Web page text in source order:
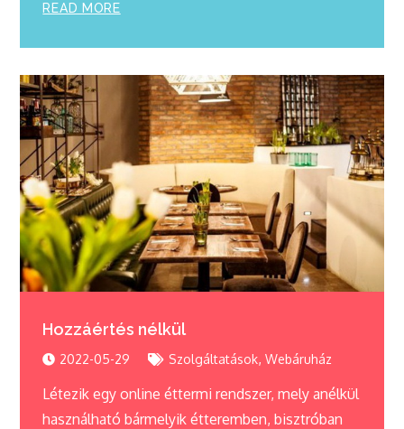
READ MORE
Hozzáértés nélkül
2022-05-29 Szolgáltatások,Webáruház
Létezik egy online éttermi rendszer, mely anélkül
használható bármelyik étteremben, bisztróban